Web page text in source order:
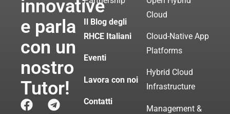
innovative
e parla
con un
nostro
Tutor!
Il Blog degli
RHCE Italiani
Eventi
Lavora con noi
Contatti
Cloud
Cloud-Native App
Platforms
Hybrid Cloud
Infrastructure
Management &